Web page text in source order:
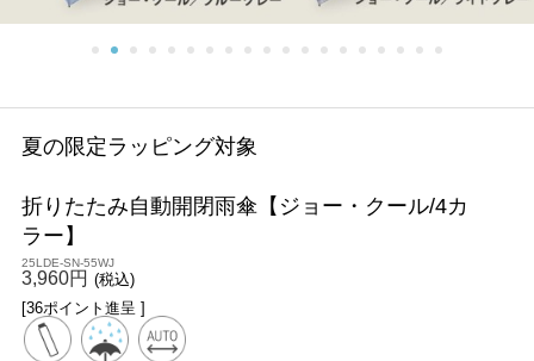
夏の限定ラッピング対象
折りたたみ自動開閉雨傘【ジョー・クール/4カ
ラー】
25LDE-SN-55WJ
3,960円 (税込)
[36ポイント進呈 ]